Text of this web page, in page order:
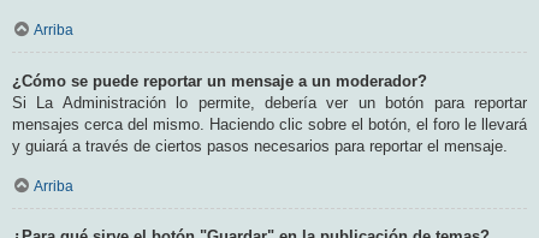
Arriba
¿Cómo se puede reportar un mensaje a un moderador?
Si La Administración lo permite, debería ver un botón para reportar
mensajes cerca del mismo. Haciendo clic sobre el botón, el foro le llevará
y guiará a través de ciertos pasos necesarios para reportar el mensaje.
Arriba